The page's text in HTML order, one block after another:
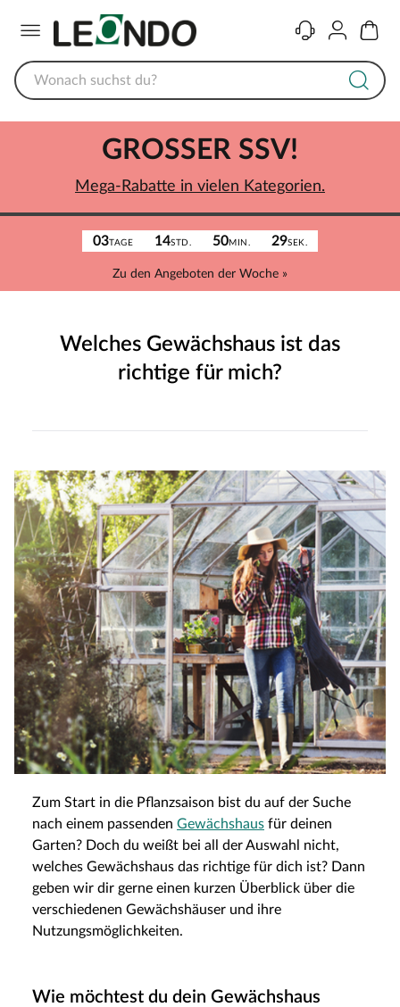
KontaktKonto
03TAGE 14STD. 50MIN. 29SEK.
Zu den Angeboten der Woche »
GROSSER SSV!
Mega-Rabatte in vielen Kategorien.
Welches Gewächshaus ist das
richtige für mich?
Zum Start in die Pflanzsaison bist du auf der Suche
nach einem passenden Gewächshaus für deinen
Garten? Doch du weißt bei all der Auswahl nicht,
welches Gewächshaus das richtige für dich ist? Dann
geben wir dir gerne einen kurzen Überblick über die
verschiedenen Gewächshäuser und ihre
Nutzungsmöglichkeiten.
Wie möchtest du dein Gewächshaus